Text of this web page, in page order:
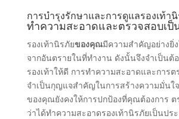
การบํารุงรักษาและการดูแลรองเท้า
ทําความสะอาดและตรวจสอบเป็
รองเท้านิรภัยของคุณมีความสําคัญอย่างยิ่
จากอันตรายในที่ทํางาน ดังนั้นจึงจําเป็นต้
รองเท้าให้ดี การทําความสะอาดและการต
จําเป็นกุญแจสําคัญในการสร้างความมั่นใ
ของคุณยังคงให้การปกป้องที่คุณต้องการ ต
ว่าได้ทําความสะอาดรองเท้านิรภัยเป็นปร